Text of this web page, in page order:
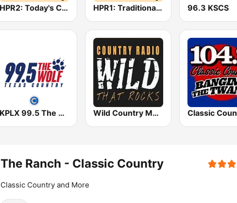
HPR2: Today's Classic Country HPR1: Traditional Classic Country 96.3 KSCS
KPLX 99.5 The Wolf FM Wild Country Music Radio
The Ranch - Classic Country
Classic Country and More